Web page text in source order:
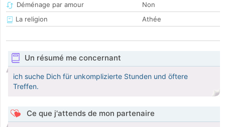
Déménage par amour
Non
La religion
Athée
Un résumé me concernant
ich suche Dich für unkomplizierte Stunden und öftere
Treffen.
Ce que j'attends de mon partenaire